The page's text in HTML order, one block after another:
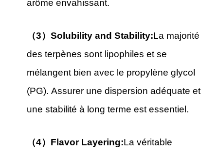
arôme envahissant.
（3）Solubility and Stability:La majorité
des terpènes sont lipophiles et se
mélangent bien avec le propylène glycol
(PG). Assurer une dispersion adéquate et
une stabilité à long terme est essentiel.
（4）Flavor Layering:La véritable